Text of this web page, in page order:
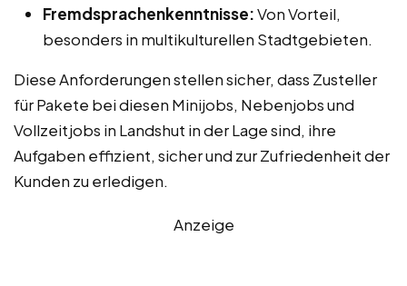
Fremdsprachenkenntnisse:Von Vorteil,
besonders in multikulturellen Stadtgebieten.
Diese Anforderungen stellen sicher, dass Zusteller
für Pakete bei diesen Minijobs, Nebenjobs und
Vollzeitjobs in Landshut in der Lage sind, ihre
Aufgaben effizient, sicher und zur Zufriedenheit der
Kunden zu erledigen.
Anzeige